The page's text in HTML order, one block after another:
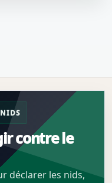
contre le
déclarer les nids,